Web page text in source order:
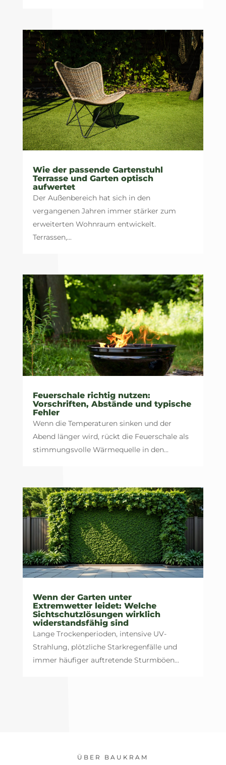
Wie der passende Gartenstuhl
Terrasse und Garten optisch
aufwertet
Der Außenbereich hat sich in den
vergangenen Jahren immer stärker zum
erweiterten Wohnraum entwickelt.
Terrassen,...
Feuerschale richtig nutzen:
Vorschriften, Abstände und typische
Fehler
Wenn die Temperaturen sinken und der
Abend länger wird, rückt die Feuerschale als
stimmungsvolle Wärmequelle in den...
Wenn der Garten unter
Extremwetter leidet: Welche
Sichtschutzlösungen wirklich
widerstandsfähig sind
Lange Trockenperioden, intensive UV-
Strahlung, plötzliche Starkregenfälle und
immer häufiger auftretende Sturmböen...
ÜBER BAUKRAM